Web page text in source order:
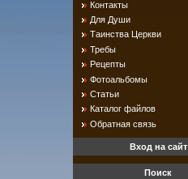
Контакты
Для Души
Таинства Церкви
Требы
Рецепты
Фотоальбомы
Статьи
Каталог файлов
Обратная связь
Вход на сайт
Поиск